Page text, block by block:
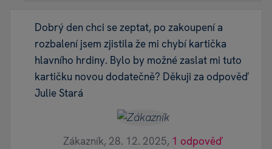
Dobrý den chci se zeptat, po zakoupení a
rozbalení jsem zjistila že mi chybí kartička
hlavního hrdiny. Bylo by možné zaslat mi tuto
kartičku novou dodatečně? Děkuji za odpověď
Julie Stará
Zákazník, 28. 12. 2025, 1 odpověď